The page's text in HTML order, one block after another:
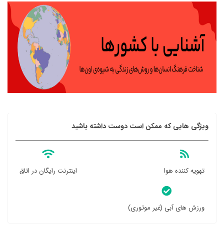
ویژگی هایی که ممکن است دوست داشته باشید
تهویه کننده هوا اینترنت رایگان در اتاق
ورزش های آبی (غیر موتوری)